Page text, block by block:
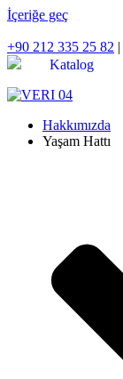
İçeriğe geç
+90 212 335 25 82 |
Katalog
Hakkımızda
Yaşam Hattı